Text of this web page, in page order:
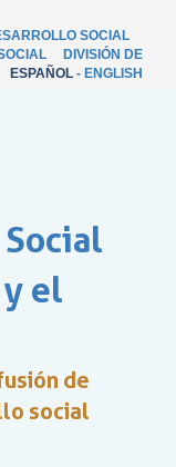
SOCIAL
DIVISIÓN DE
ESPAÑOL - ENGLISH
el
de
social